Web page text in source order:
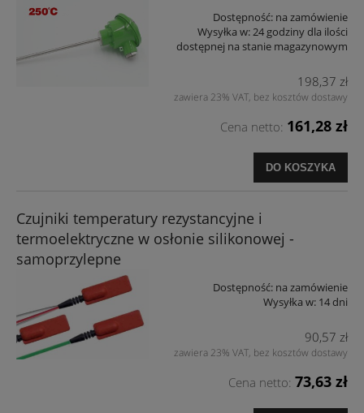
Dostępność: na zamówienie
Wysyłka w:24 godziny dla ilości
dostępnej na stanie magazynowym
198,37 zł
zawiera 23% VAT, bez kosztów dostawy
Cena netto: 161,28 zł
DO KOSZYKA
Czujniki temperatury rezystancyjne i
termoelektryczne w osłonie silikonowej -
samoprzylepne
Dostępność: na zamówienie
Wysyłka w: 14 dni
90,57 zł
zawiera 23% VAT, bez kosztów dostawy
Cena netto: 73,63 zł